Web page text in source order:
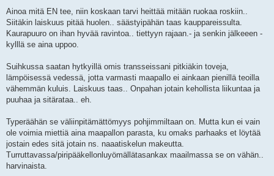
Ainoa mitä EN tee, niin koskaan tarvi heittää mitään ruokaa roskiin..
Siitäkin laiskuus pitää huolen.. säästyipähän taas kauppareissulta.
Kaurapuuro on ihan hyvää ravintoa.. tiettyyn rajaan.- ja senkin jälkeeen -
kylllä se aina uppoo.
Suihkussa saatan hytkyillä omis transseissani pitkiäkin toveja,
lämpöisessä vedessä, jotta varmasti maapallo ei ainkaan pienillä teoilla
vähemmän kuluis. Laiskuus taas.. Onpahan jotain kehollista liikuntaa ja
puuhaa ja sitärataa.. eh.
Typeräähän se väliinpitämättömyys pohjimmiltaan on. Mutta kun ei vain
ole voimia miettiä aina maapallon parasta, ku omaks parhaaks et löytää
jostain edes sitä jotain ns. naaatiskelun makeutta.
Turruttavassa/piripääkellonluyömällätasankax maailmassa se on vähän..
harvinaista.